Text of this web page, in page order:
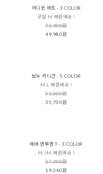
어디든 세트 - 3 COLOR
코랄 M 빠른배송 !
71,400원
49,980원
보뉴 카디건 - 5 COLOR
M,L 빠른배송 !
51,000원
35,700원
에버 맨투맨 T - 3 COLOR
M,JM 빠른배송 !
27,200원
19,040원